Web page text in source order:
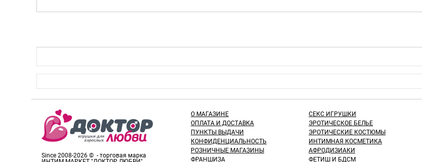
Since 2008-2026 © - торговая марка
О МАГАЗИНЕ
ОПЛАТА И ДОСТАВКА
ПУНКТЫ ВЫДАЧИ
КОНФИДЕНЦИАЛЬНОСТЬ
РОЗНИЧНЫЕ МАГАЗИНЫ
ФРАНШИЗА
СЕКС ИГРУШКИ
ЭРОТИЧЕСКОЕ БЕЛЬЕ
ЭРОТИЧЕСКИЕ КОСТЮМЫ
ИНТИМНАЯ КОСМЕТИКА
АФРОДИЗИАКИ
ФЕТИШ И БДСМ